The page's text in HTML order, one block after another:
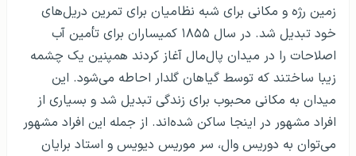
زمین رژه و مکانی برای شبه نظامیان برای تمرین دریل‌های
خود تبدیل شد. در سال ۱۸۵۵ کمیساران برای تأمین آب
اصلاحات را در میدان پال‌مال آغاز کردند همپنین یک چشمه
زیبا ساختند که توسط گیاهان گلدار احاطه می‌شود. این
میدان به مکانی محبوب برای زندگی تبدیل شد و بسیاری از
افراد مشهور در اینجا ساکن شده‌اند. از جمله این افراد مشهور
می‌توان به دوریس وال، سر موریس دیویس و استاد برایان